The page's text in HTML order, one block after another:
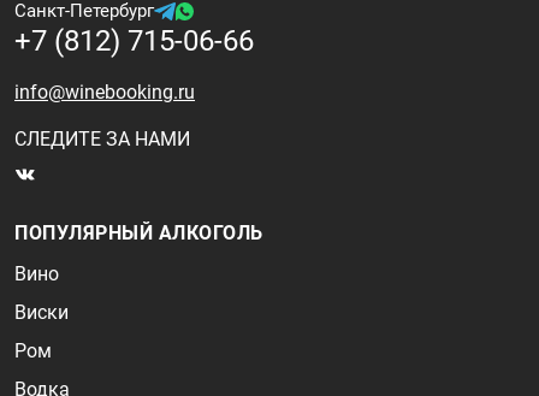
Санкт-Петербург
+7 (812) 715-06-66
info@winebooking.ru
СЛЕДИТЕ ЗА НАМИ
ПОПУЛЯРНЫЙ АЛКОГОЛЬ
Вино
Виски
Ром
Водка